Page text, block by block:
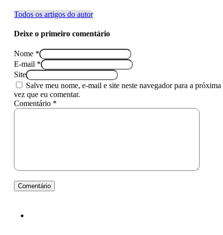
Todos os artigos do autor
Deixe o primeiro comentário
Nome *
E-mail *
Site
Salve meu nome, e-mail e site neste navegador para a próxima
vez que eu comentar.
Comentário *